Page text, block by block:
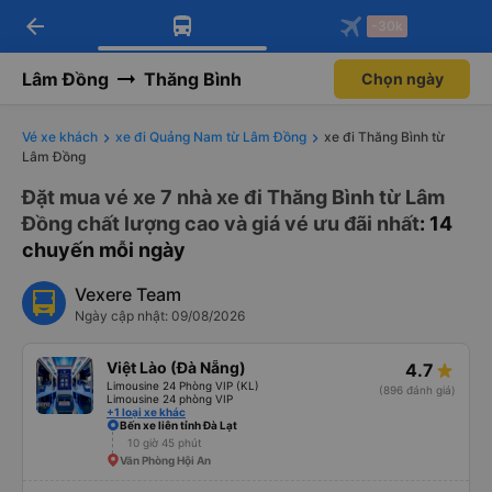
Tải app Vexere ngay!
Nhận ưu đãi thành viên độc
Mở app
Tải app Vexere
-30k/ghế khi đặt vé máy bay qua
Mở app
arrow_back -30k
Lâm Đồng Thăng Bình Chọn ngày
Vé xe khách xe đi Quảng Nam từ Lâm Đồng
xe đi Thăng Bình từ
Lâm Đồng
Đặt mua vé xe 7 nhà xe đi Thăng Bình từ Lâm
Đồng chất lượng cao và giá vé ưu đãi nhất: 14
chuyến mỗi ngày
Vexere Team
Ngày cập nhật: 09/08/2026
Việt Lào (Đà Nẵng)
Limousine 24 Phòng VIP (KL)
Limousine 24 phòng VIP
+1 loại xe khác
4.7
(896 đánh giá)
Bến xe liên tỉnh Đà Lạt
10 giờ 45 phút
Văn Phòng Hội An